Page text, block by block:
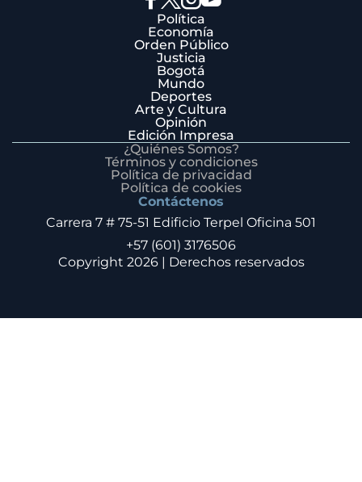
Política
Economía
Orden Público
Justicia
Bogotá
Mundo
Deportes
Arte y Cultura
Opinión
Edición Impresa
¿Quiénes Somos?
Términos y condiciones
Política de privacidad
Política de cookies
Contáctenos
Carrera 7 # 75-51 Edificio Terpel Oficina 501
+57 (601) 3176506
Copyright 2026 | Derechos reservados